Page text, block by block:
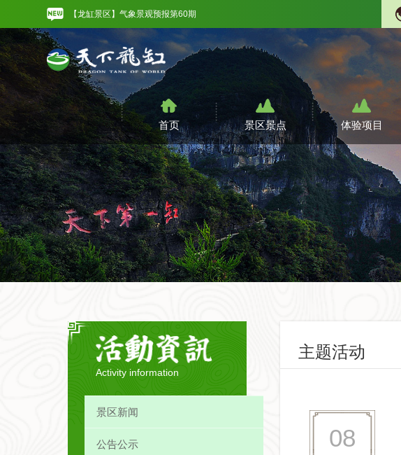
【龙缸景区】气象景观预报第60期
【龙缸景区】气象景观预报第59期
【龙缸景区】气象景观预报第60期
首页 景区景点 体验项目
Activity information
景区新闻
公告公示
主题活动
08